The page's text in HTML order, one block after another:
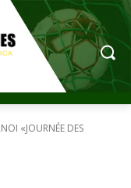
«JOURNÉE DES